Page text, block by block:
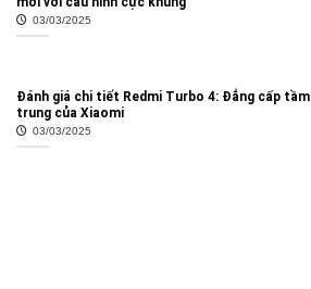
03/03/2025
Đánh giá chi tiết Redmi Turbo 4: Đẳng cấp tầm
trung của Xiaomi
03/03/2025